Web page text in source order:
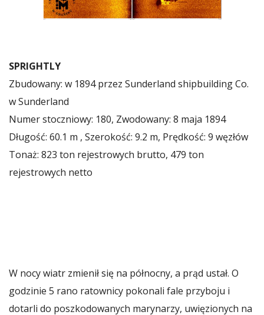
SPRIGHTLY
Zbudowany: w 1894 przez Sunderland shipbuilding Co.
w Sunderland
Numer stoczniowy: 180, Zwodowany: 8 maja 1894
Długość: 60.1 m , Szerokość: 9.2 m, Prędkość: 9 węzłów
Tonaż: 823 ton rejestrowych brutto, 479 ton
rejestrowych netto
W nocy wiatr zmienił się na północny, a prąd ustał. O
godzinie 5 rano ratownicy pokonali fale przyboju i
dotarli do poszkodowanych marynarzy, uwięzionych na